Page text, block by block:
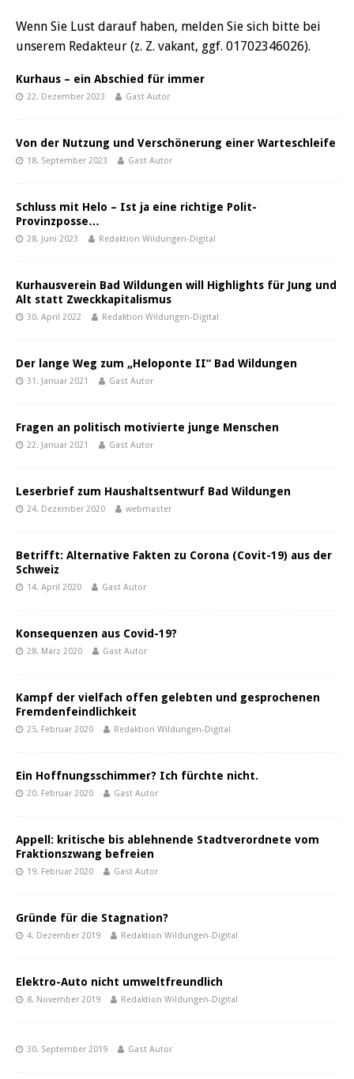
Wenn Sie Lust darauf haben, melden Sie sich bitte bei
unserem Redakteur (z. Z. vakant, ggf. 01702346026).
Kurhaus – ein Abschied für immer
22. Dezember 2023 Gast Autor
Von der Nutzung und Verschönerung einer Warteschleife
18. September 2023 Gast Autor
Schluss mit Helo – Ist ja eine richtige Polit-
Provinzposse…
28. Juni 2023 Redaktion Wildungen-Digital
Kurhausverein Bad Wildungen will Highlights für Jung und
Alt statt Zweckkapitalismus
30. April 2022 Redaktion Wildungen-Digital
Der lange Weg zum „Heloponte II“ Bad Wildungen
31. Januar 2021 Gast Autor
Fragen an politisch motivierte junge Menschen
22. Januar 2021 Gast Autor
Leserbrief zum Haushaltsentwurf Bad Wildungen
24. Dezember 2020 webmaster
Betrifft: Alternative Fakten zu Corona (Covit-19) aus der
Schweiz
14. April 2020 Gast Autor
Konsequenzen aus Covid-19?
28. März 2020 Gast Autor
Kampf der vielfach offen gelebten und gesprochenen
Fremdenfeindlichkeit
25. Februar 2020 Redaktion Wildungen-Digital
Ein Hoffnungsschimmer? Ich fürchte nicht.
20. Februar 2020 Gast Autor
Appell: kritische bis ablehnende Stadtverordnete vom
Fraktionszwang befreien
19. Februar 2020 Gast Autor
Gründe für die Stagnation?
4. Dezember 2019 Redaktion Wildungen-Digital
Elektro-Auto nicht umweltfreundlich
8. November 2019 Redaktion Wildungen-Digital
30. September 2019 Gast Autor